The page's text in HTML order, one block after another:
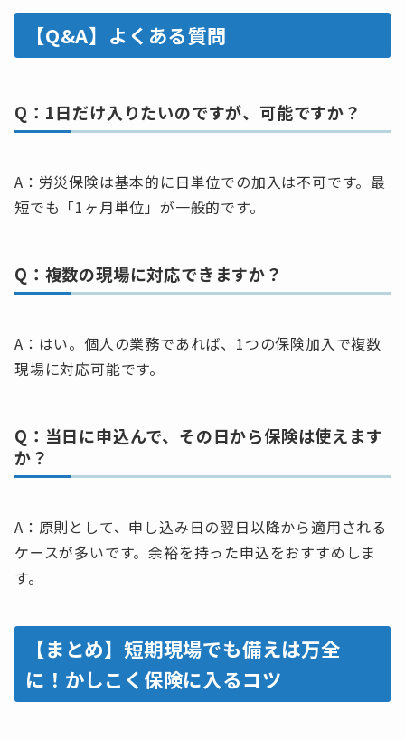
【Q&A】よくある質問
Q：1日だけ入りたいのですが、可能ですか？
A：労災保険は基本的に日単位での加入は不可です。最
短でも「1ヶ月単位」が一般的です。
Q：複数の現場に対応できますか？
A：はい。個人の業務であれば、1つの保険加入で複数
現場に対応可能です。
Q：当日に申込んで、その日から保険は使えます
か？
A：原則として、申し込み日の翌日以降から適用される
ケースが多いです。余裕を持った申込をおすすめしま
す。
【まとめ】短期現場でも備えは万全
に！かしこく保険に入るコツ